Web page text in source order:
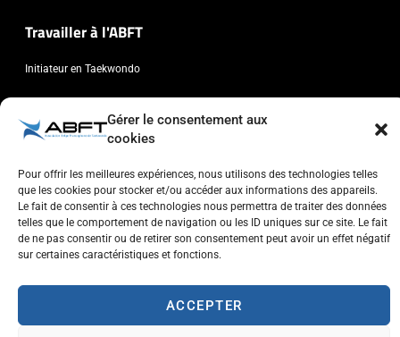
Gérer le consentement aux
cookies
Pour offrir les meilleures expériences, nous utilisons des technologies telles
que les cookies pour stocker et/ou accéder aux informations des appareils.
Le fait de consentir à ces technologies nous permettra de traiter des données
telles que le comportement de navigation ou les ID uniques sur ce site. Le fait
de ne pas consentir ou de retirer son consentement peut avoir un effet négatif
sur certaines caractéristiques et fonctions.
ACCEPTER
Travailler à l'ABFT
Initiateur en Taekwondo
Chaussée de Wavre, 2057 - 1160 Auderghem
info@abft.be
+32 (0)2 347 34 77